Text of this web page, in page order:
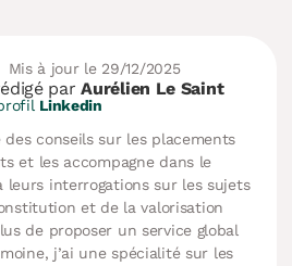
Mis à jour le 29/12/2025
parAurélien Le Saint
Linkedin
des conseils sur les placements
et les accompagne dans le
leurs interrogations sur les sujets
et de la valorisation
de proposer un service global
j’ai une spécialité sur les